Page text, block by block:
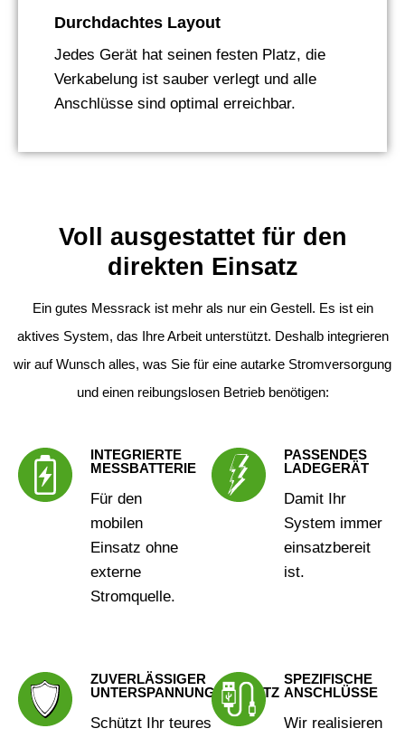
Durchdachtes Layout
Jedes Gerät hat seinen festen Platz, die
Verkabelung ist sauber verlegt und alle
Anschlüsse sind optimal erreichbar.
Voll ausgestattet für den
direkten Einsatz
Ein gutes Messrack ist mehr als nur ein Gestell. Es ist ein
aktives System, das Ihre Arbeit unterstützt. Deshalb integrieren
wir auf Wunsch alles, was Sie für eine autarke Stromversorgung
und einen reibungslosen Betrieb benötigen:
INTEGRIERTE
MESSBATTERIE
Für den
mobilen
Einsatz ohne
externe
Stromquelle.
PASSENDES
LADEGERÄT
Damit Ihr
System immer
einsatzbereit
ist.
ZUVERLÄSSIGER
UNTERSPANNUNGSSCHUTZ
Schützt Ihr teures
SPEZIFISCHE
ANSCHLÜSSE
Wir realisieren